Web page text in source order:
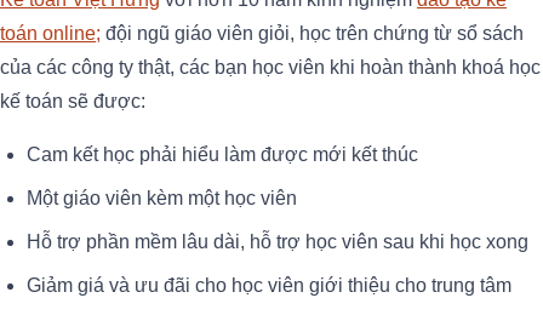
toán online; đội ngũ giáo viên giỏi, học trên chứng từ sổ sách
của các công ty thật, các bạn học viên khi hoàn thành khoá học
kế toán sẽ được:
Cam kết học phải hiểu làm được mới kết thúc
Một giáo viên kèm một học viên
Hỗ trợ phần mềm lâu dài, hỗ trợ học viên sau khi học xong
Giảm giá và ưu đãi cho học viên giới thiệu cho trung tâm